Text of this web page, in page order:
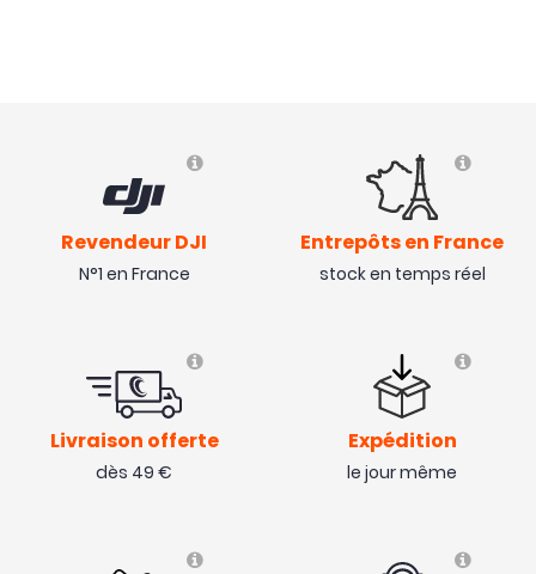
Revendeur DJI
N°1 en France
Entrepôts en France
stock en temps réel
Livraison offerte
dès 49 €
Expédition
le jour même